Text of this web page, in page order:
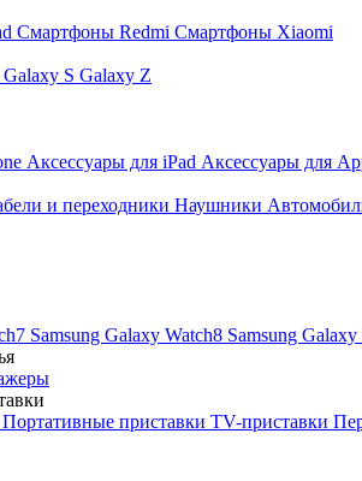
Смартфоны Redmi Смартфоны Xiaomi
Galaxy S Galaxy Z
Аксессуары для iPad Аксессуары для
и переходники Наушники
Samsung Galaxy Watch8 Samsung
Портативные приставки TV-приставки